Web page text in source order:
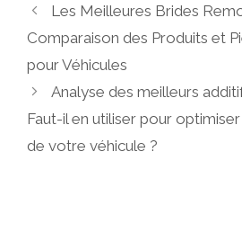
Les Meilleures Brides
Comparaison des Produits et
pour Véhicules
Analyse des meilleurs
Faut-il en utiliser pour
de votre véhicule ?